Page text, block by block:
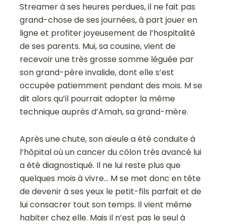
Streamer à ses heures perdues, il ne fait pas
grand-chose de ses journées, à part jouer en
ligne et profiter joyeusement de l’hospitalité
de ses parents. Mui, sa cousine, vient de
recevoir une très grosse somme léguée par
son grand-père invalide, dont elle s’est
occupée patiemment pendant des mois. M se
dit alors qu’il pourrait adopter la même
technique auprès d’Amah, sa grand-mère.
Après une chute, son aïeule a été conduite à
l’hôpital où un cancer du côlon très avancé lui
a été diagnostiqué. Il ne lui reste plus que
quelques mois à vivre… M se met donc en tête
de devenir à ses yeux le petit-fils parfait et de
lui consacrer tout son temps. Il vient même
habiter chez elle. Mais il n’est pas le seul à